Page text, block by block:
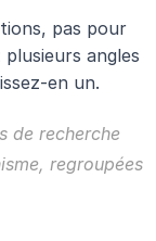
pas pour
angles
en un.
de recherche
regroupées